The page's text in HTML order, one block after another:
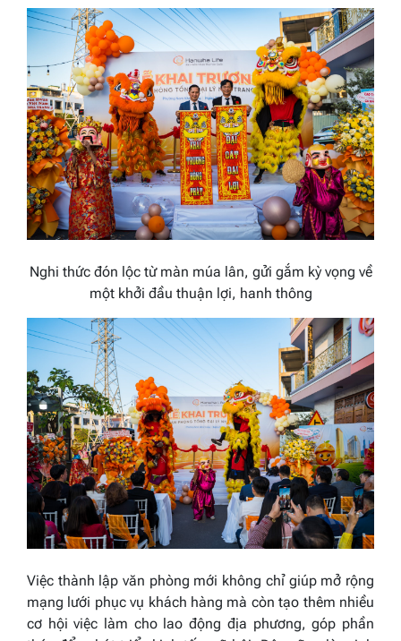
Nghi thức đón lộc từ màn múa lân, gửi gắm kỳ vọng về
một khởi đầu thuận lợi, hanh thông
Việc thành lập văn phòng mới không chỉ giúp mở rộng
mạng lưới phục vụ khách hàng mà còn tạo thêm nhiều
cơ hội việc làm cho lao động địa phương, góp phần